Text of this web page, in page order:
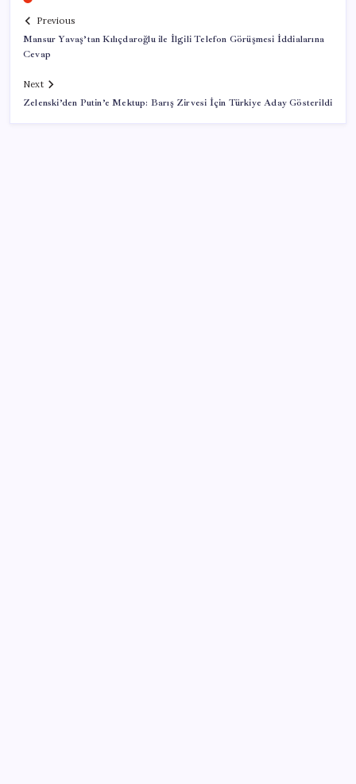
Previous
Mansur Yavaş’tan Kılıçdaroğlu ile İlgili Telefon Görüşmesi İddialarına
Cevap
Next
Zelenski’den Putin’e Mektup: Barış Zirvesi İçin Türkiye Aday Gösterildi